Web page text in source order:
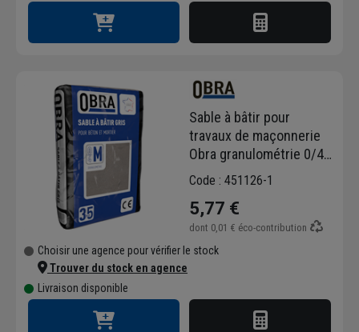
Sable à bâtir pour
travaux de maçonnerie
Obra granulométrie 0/4
Mixte sac de 35 kg
Code : 451126-1
5,77 €
dont 0,01 € éco-contribution
Choisir une agence pour vérifier le stock
Trouver du stock en agence
Livraison disponible